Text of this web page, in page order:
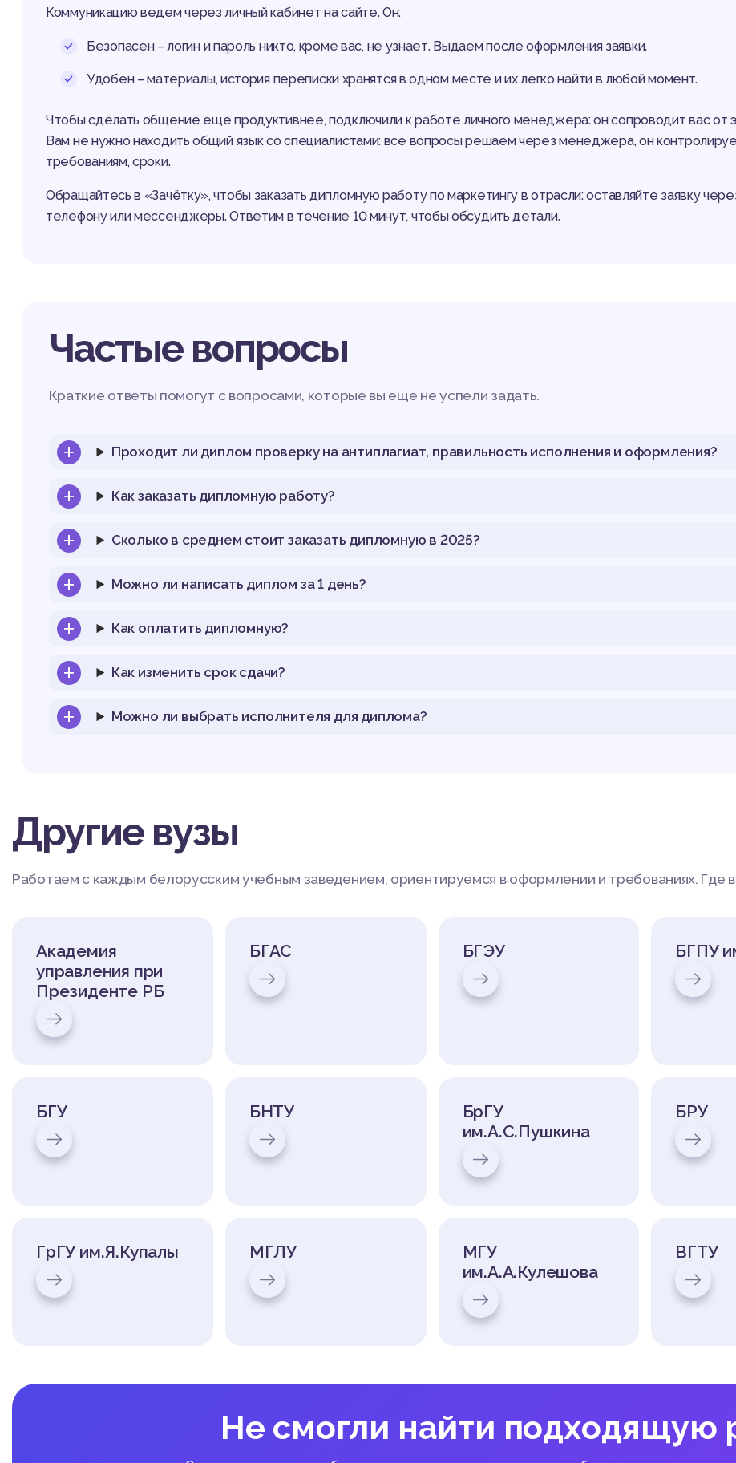
Коммуникацию ведем через личный кабинет на сайте. Он:
Безопасен – логин и пароль никто, кроме вас, не узнает. Выдаем после оформления заявки.
Удобен – материалы, история переписки хранятся в одном месте и их легко найти в любой момент.
Чтобы сделать общение еще продуктивнее, подключили к работе личного менеджера: он сопроводит вас от
Вам не нужно находить общий язык со специалистами: все вопросы решаем через менеджера, он
требованиям, сроки.
Обращайтесь в «Зачётку», чтобы заказать дипломную работу по маркетингу в отрасли: оставляйте заявку
телефону или мессенджеры. Ответим в течение 10 минут, чтобы обсудить детали.
Частые вопросы
Краткие ответы помогут с вопросами, которые вы еще не успели задать.
Проходит ли диплом проверку на антиплагиат, правильность исполнения и оформления?
Как заказать дипломную работу?
Сколько в среднем стоит заказать дипломную в 2025?
Можно ли написать диплом за 1 день?
Как оплатить дипломную?
Как изменить срок сдачи?
Можно ли выбрать исполнителя для диплома?
Другие вузы
Работаем с каждым белорусским учебным заведением, ориентируемся в оформлении и требованиях. Где
Академия
управления при
Президенте РБ
БГАС БГЭУ БГПУ
БГУ БНТУ
БрГУ
им.А.С.Пушкина
БРУ
ГрГУ им.Я.Купалы МГЛУ
МГУ
им.А.А.Кулешова
ВГТУ
Не смогли найти подходящую